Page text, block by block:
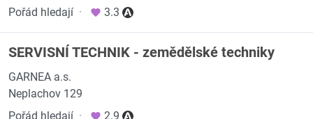
Pořád hledají · 3.3
SERVISNÍ TECHNIK - zemědělské techniky
GARNEA a.s.
Neplachov 129
Pořád hledají · 2.9